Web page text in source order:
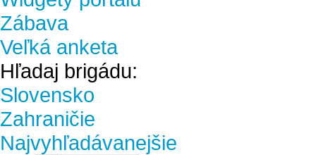
Zábava
Veľká anketa
Hľadaj brigádu:
Slovensko
Zahraničie
Najvyhľadávanejšie